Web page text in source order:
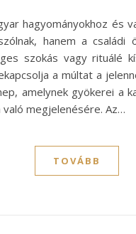
hagyományokhoz
hanem a
szokás vagy rituálé
a múltat a
amelynek gyökerei a
való megjelenésére. Az…
TOVÁBB